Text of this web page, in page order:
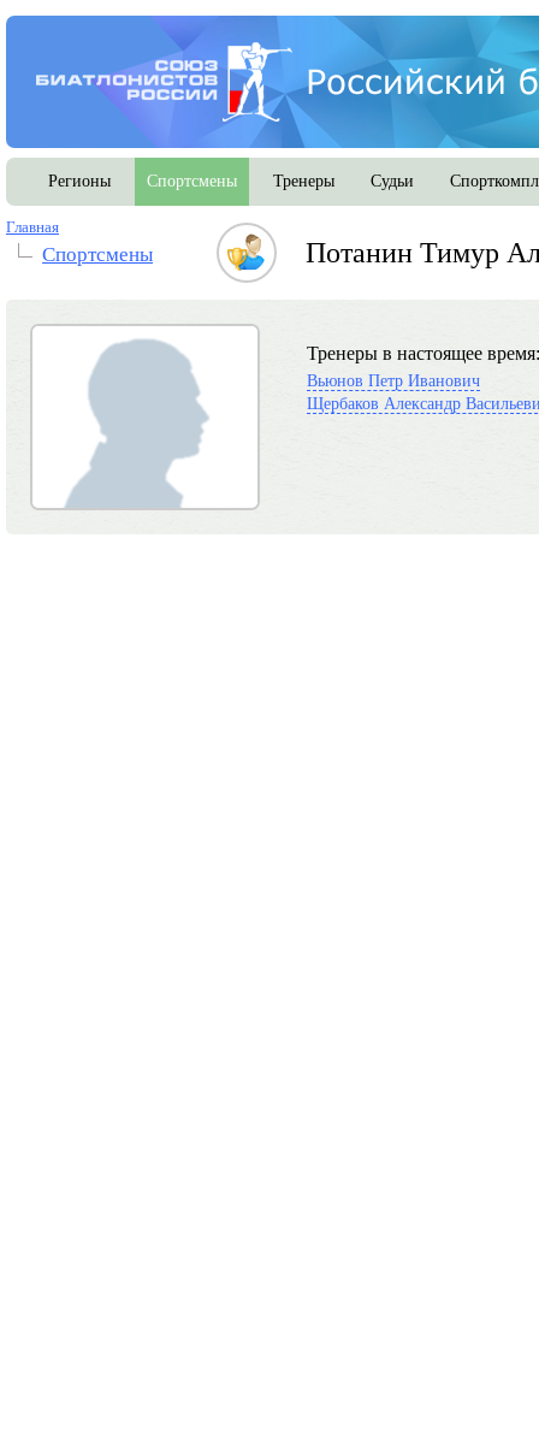
Регионы Спортсмены Тренеры Судьи
Главная
Спортсмены Потанин Тимур
Тренеры в настоящее время:
Вьюнов Петр Иванович
Щербаков Александр